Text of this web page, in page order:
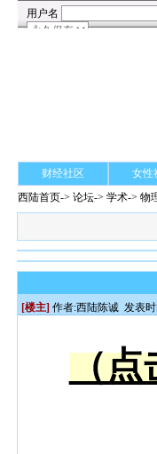
财经社区 女性
西陆首页->论坛->学术-> 物
[楼主] 作者:西陆陈诚 发表时
（点